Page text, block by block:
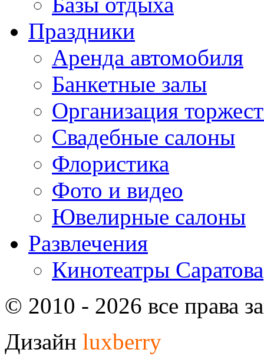
Праздники
Аренда автомобиля
Банкетные залы
Организация
Свадебные салоны
Флористика
Фото и видео
Ювелирные салоны
Развлечения
Кинотеатры Саратова
© 2010 - 2026 все права
Дизайн luxberry